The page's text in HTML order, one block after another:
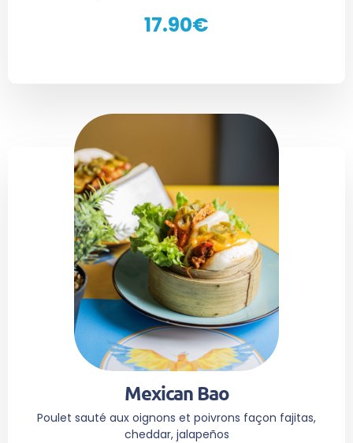
17.90€
Mexican Bao
Poulet sauté aux oignons et poivrons façon fajitas,
cheddar, jalapeños